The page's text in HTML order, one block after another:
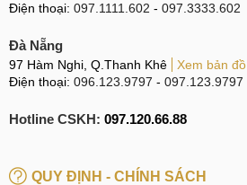
Điện thoại: 097.1111.602 - 097.3333.602
Đà Nẵng
97 Hàm Nghi, Q.Thanh Khê
Xem bản đồ
Điện thoại: 096.123.9797 - 097.123.9797
Hotline CSKH: 097.120.66.88
QUY ĐỊNH - CHÍNH SÁCH